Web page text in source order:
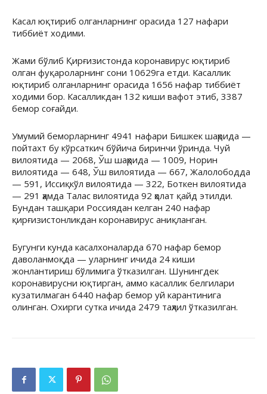
Касал юқтириб олганларнинг орасида 127 нафари
тиббиёт ходими.
Жами бўлиб Қирғизистонда коронавирус юқтириб
олган фуқароларнинг сони 10629га етди. Касаллик
юқтириб олганларнинг орасида 1656 нафар тиббиёт
ходими бор. Касалликдан 132 киши вафот этиб, 3387
бемор соғайди.
Умумий беморларнинг 4941 нафари Бишкек шаҳрида —
пойтахт бу кўрсаткич бўйича биринчи ўринда. Чуй
вилоятида — 2068, Ўш шаҳрида — 1009, Норин
вилоятида — 648, Ўш вилоятида — 667, Жалолободда
— 591, Иссиқкўл вилоятида — 322, Боткен вилоятида
— 291 ҳамда Талас вилоятида 92 ҳолат қайд этилди.
Бундан ташқари Россиядан келган 240 нафар
қирғизистонликдан коронавирус аниқланган.
Бугунги кунда касалхоналарда 670 нафар бемор
даволанмоқда — уларнинг ичида 24 киши
жонлантириш бўлимига ўтказилган. Шунингдек
коронавирусни юқтирган, аммо касаллик белгилари
кузатилмаган 6440 нафар бемор уй карантинига
олинган. Охирги сутка ичида 2479 таҳлил ўтказилган.